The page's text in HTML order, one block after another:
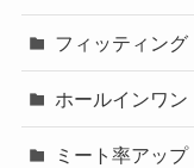
フィッティング
ホールインワン
ミート率アップ